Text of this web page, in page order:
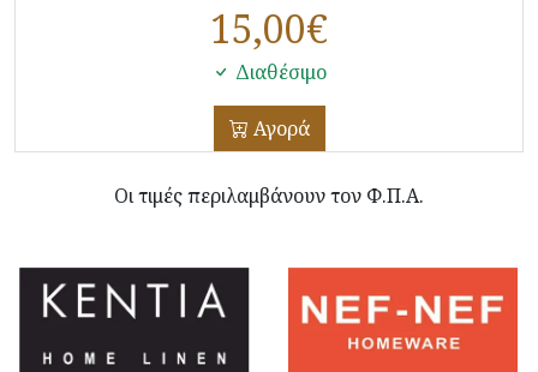
15,00€
Διαθέσιμο
Αγορά
Οι τιμές περιλαμβάνουν τον Φ.Π.Α.